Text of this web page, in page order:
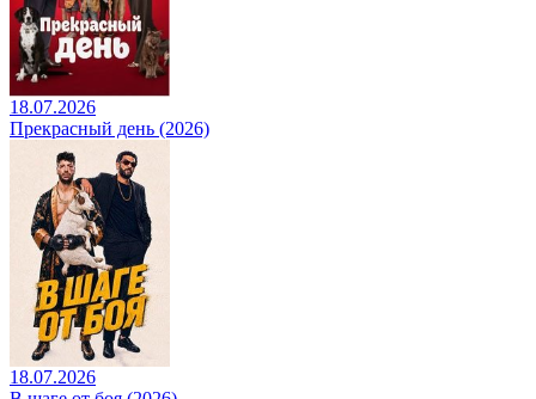
18.07.2026
Прекрасный день (2026)
18.07.2026